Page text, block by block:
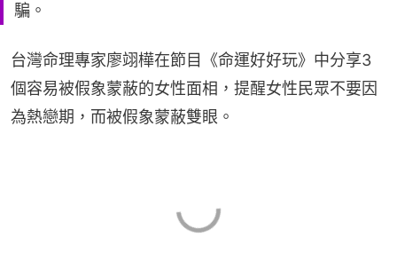
騙。
台灣命理專家廖翊樺在節目《命運好好玩》中分享3
個容易被假象蒙蔽的女性面相，提醒女性民眾不要因
為熱戀期，而被假象蒙蔽雙眼。